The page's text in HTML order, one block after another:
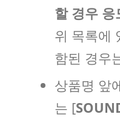
할 경우
위 목록에
함된 경우
상품명 앞
는 [